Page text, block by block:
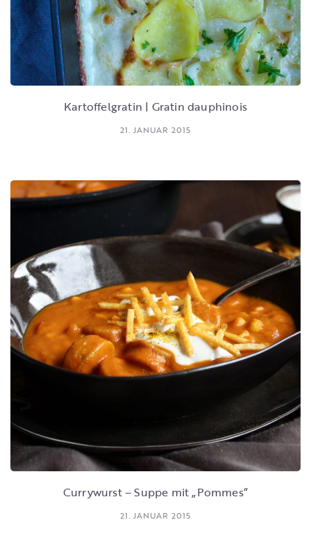
Kartoffelgratin | Gratin dauphinois
21. JANUAR 2015
Currywurst – Suppe mit „Pommes“
21. JANUAR 2015